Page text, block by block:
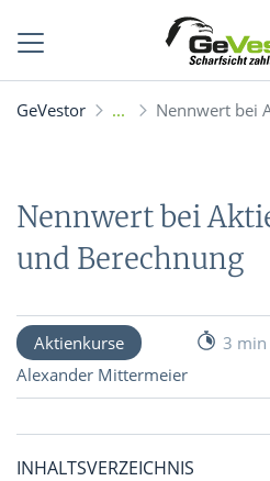
GeVestor Nennwert bei
Nennwert bei
und Berechnung
Aktienkurse
3 min
Alexander Mittermeier
INHALTSVERZEICHNIS